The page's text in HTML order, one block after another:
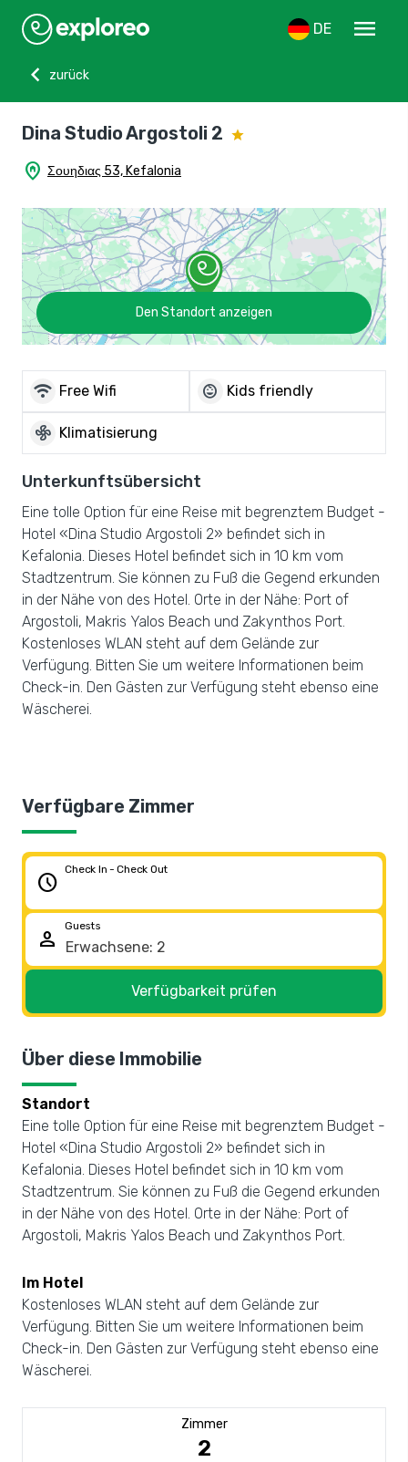
DE
menu
chevron_left
zurück
Dina Studio Argostoli 2
home_pin Σουηδιας 53, Kefalonia
Den Standort anzeigen
wifi Free Wifi child_care Kids friendly
mode_fan Klimatisierung
Unterkunftsübersicht
Eine tolle Option für eine Reise mit begrenztem Budget -
Hotel «Dina Studio Argostoli 2» befindet sich in
Kefalonia. Dieses Hotel befindet sich in 10 km vom
Stadtzentrum. Sie können zu Fuß die Gegend erkunden
in der Nähe von des Hotel. Orte in der Nähe: Port of
Argostoli, Makris Yalos Beach und Zakynthos Port.
Kostenloses WLAN steht auf dem Gelände zur
Verfügung. Bitten Sie um weitere Informationen beim
Check-in. Den Gästen zur Verfügung steht ebenso eine
Wäscherei.
Verfügbare Zimmer
schedule
Check In - Check Out
person
Guests
Verfügbarkeit prüfen
Über diese Immobilie
Standort
Eine tolle Option für eine Reise mit begrenztem Budget -
Hotel «Dina Studio Argostoli 2» befindet sich in
Kefalonia. Dieses Hotel befindet sich in 10 km vom
Stadtzentrum. Sie können zu Fuß die Gegend erkunden
in der Nähe von des Hotel. Orte in der Nähe: Port of
Argostoli, Makris Yalos Beach und Zakynthos Port.
Im Hotel
Kostenloses WLAN steht auf dem Gelände zur
Verfügung. Bitten Sie um weitere Informationen beim
Check-in. Den Gästen zur Verfügung steht ebenso eine
Wäscherei.
Zimmer
2